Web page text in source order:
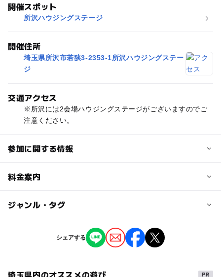
開催スポット
所沢ハウジングステージ
開催住所
埼玉県所沢市若狭3-2353-1所沢ハウジングステー
ジ
交通アクセス
※所沢には2会場ハウジングステージがございますのでご
注意ください。
参加に関する情報
対象年齢
最終応募締切 2025-4-28(月)
料金案内
子供の料金
ジャンル・タグ
シェアする
埼玉県内のオススメの遊び